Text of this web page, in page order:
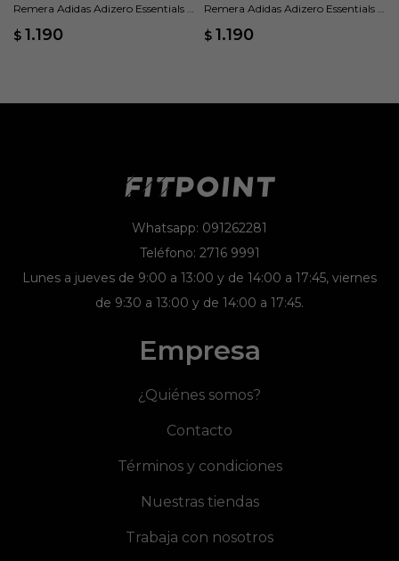
Remera Adidas Adizero Essentials -
$ 1.190
Remera Adidas Adizero Essentials -
$ 1.190
Whatsapp: 091262281
Teléfono: 2716 9991
Lunes a jueves de 9:00 a 13:00 y de 14:00 a 17:45, viernes
de 9:30 a 13:00 y de 14:00 a 17:45.
Empresa
¿Quiénes somos?
Contacto
Términos y condiciones
Nuestras tiendas
Trabaja con nosotros